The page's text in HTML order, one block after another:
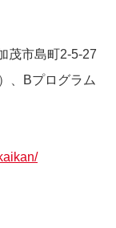
茂市島町2-5-27
、Bプログラム